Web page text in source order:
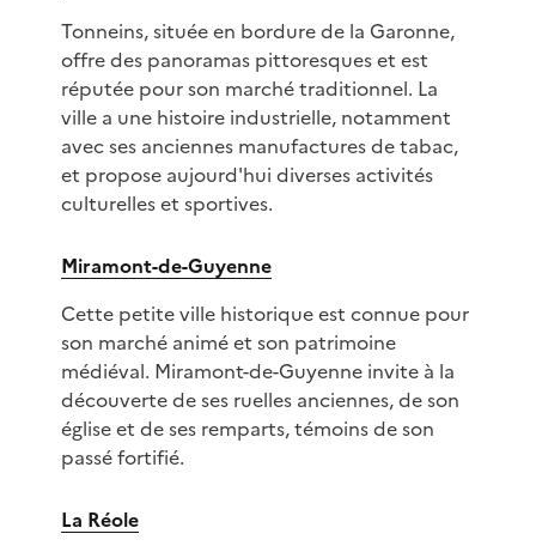
Tonneins, située en bordure de la Garonne,
offre des panoramas pittoresques et est
réputée pour son marché traditionnel. La
ville a une histoire industrielle, notamment
avec ses anciennes manufactures de tabac,
et propose aujourd'hui diverses activités
culturelles et sportives.
Miramont-de-Guyenne
Cette petite ville historique est connue pour
son marché animé et son patrimoine
médiéval. Miramont-de-Guyenne invite à la
découverte de ses ruelles anciennes, de son
église et de ses remparts, témoins de son
passé fortifié.
La Réole